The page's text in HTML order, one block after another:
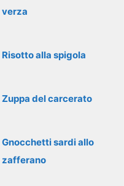
verza
Risotto alla spigola
Zuppa del carcerato
Gnocchetti sardi allo
zafferano